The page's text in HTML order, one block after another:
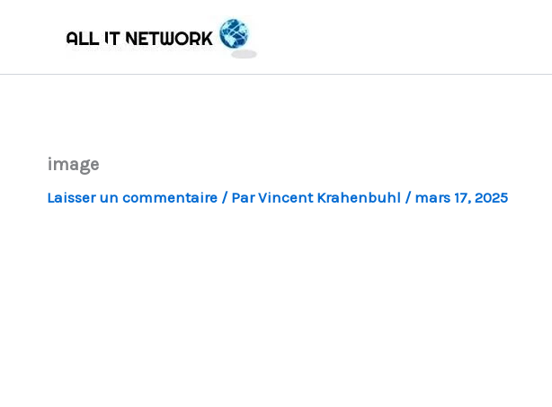
image
Laisser un commentaire / ParVincent Krahenbuhl / mars 17, 2025